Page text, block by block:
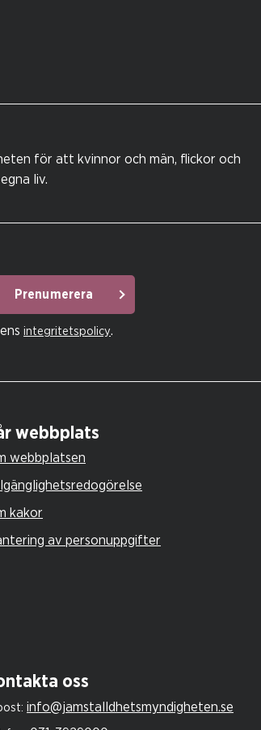
för att kvinnor och män, flickor och
liv.
Prenumerera
integritetspolicy.
webbplats
webbplatsen
kakor
av personuppgifter
oss
info@jamstalldhetsmyndigheten.se